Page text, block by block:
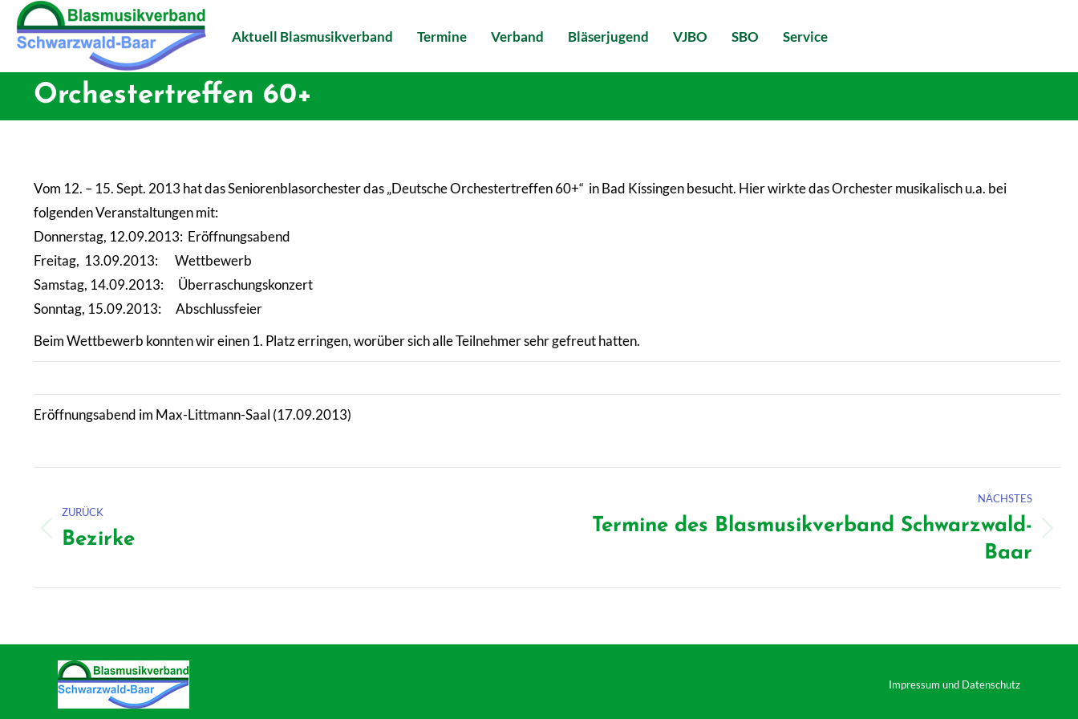
Aktuell Blasmusikverband Termine Verband Bläserjugend VJBO SBO Service
Orchestertreffen 60+
Vom 12. – 15. Sept. 2013 hat das Seniorenblasorchester das „Deutsche Orchestertreffen 60+“ in Bad Kissingen besucht. Hier wirkte das Orchester musikalisch u.a. bei
folgenden Veranstaltungen mit:
Donnerstag, 12.09.2013: Eröffnungsabend
Freitag, 13.09.2013: Wettbewerb
Samstag, 14.09.2013: Überraschungskonzert
Sonntag, 15.09.2013: Abschlussfeier
Beim Wettbewerb konnten wir einen 1. Platz erringen, worüber sich alle Teilnehmer sehr gefreut hatten.
Eröffnungsabend im Max-Littmann-Saal (17.09.2013)
ZURÜCK
Vorheriger
Bezirke
NÄCHSTES
Termine des Blasmusikverband Schwarzwald-
Baar
Impressum und Datenschutz